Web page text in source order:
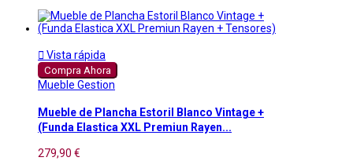
 Vista rápida
Compra Ahora
Mueble Gestion
Mueble de Plancha Estoril Blanco Vintage +
(Funda Elastica XXL Premiun Rayen...
279,90 €